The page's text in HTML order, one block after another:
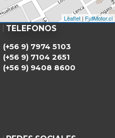
Leaflet | FullMotor.cl
TELÉFONOS
(+56 9) 7974 5103
(+56 9) 7104 2651
(+56 9) 9408 8600